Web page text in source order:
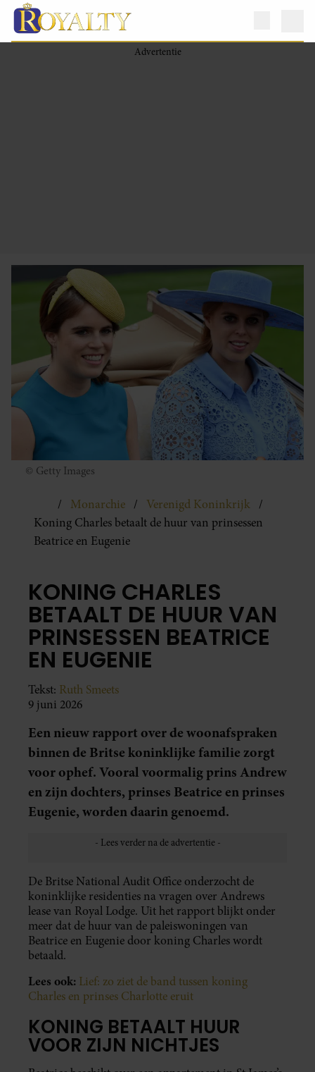
© Getty Images
Monarchie
Verenigd Koninkrijk
Koning Charles betaalt de huur van prinsessen
Beatrice en Eugenie
KONING CHARLES
BETAALT DE HUUR VAN
PRINSESSEN BEATRICE
EN EUGENIE
Tekst: Ruth Smeets
9 juni 2026
Een nieuw rapport over de woonafspraken
binnen de Britse koninklijke familie zorgt
voor ophef. Vooral voormalig prins Andrew
en zijn dochters, prinses Beatrice en prinses
Eugenie, worden daarin genoemd.
De Britse National Audit Office onderzocht de
koninklijke residenties na vragen over Andrews
lease van Royal Lodge. Uit het rapport blijkt onder
meer dat de huur van de paleiswoningen van
Beatrice en Eugenie door koning Charles wordt
betaald.
Lees ook: Lief: zo ziet de band tussen koning
Charles en prinses Charlotte eruit
KONING BETAALT HUUR
VOOR ZIJN NICHTJES